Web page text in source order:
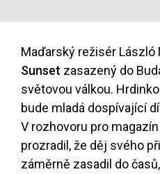
Maďarský režisér
Sunset zasazený do
světovou válkou.
bude mladá dospívající
V rozhovoru pro
prozradil, že děj svého
záměrně zasadil do